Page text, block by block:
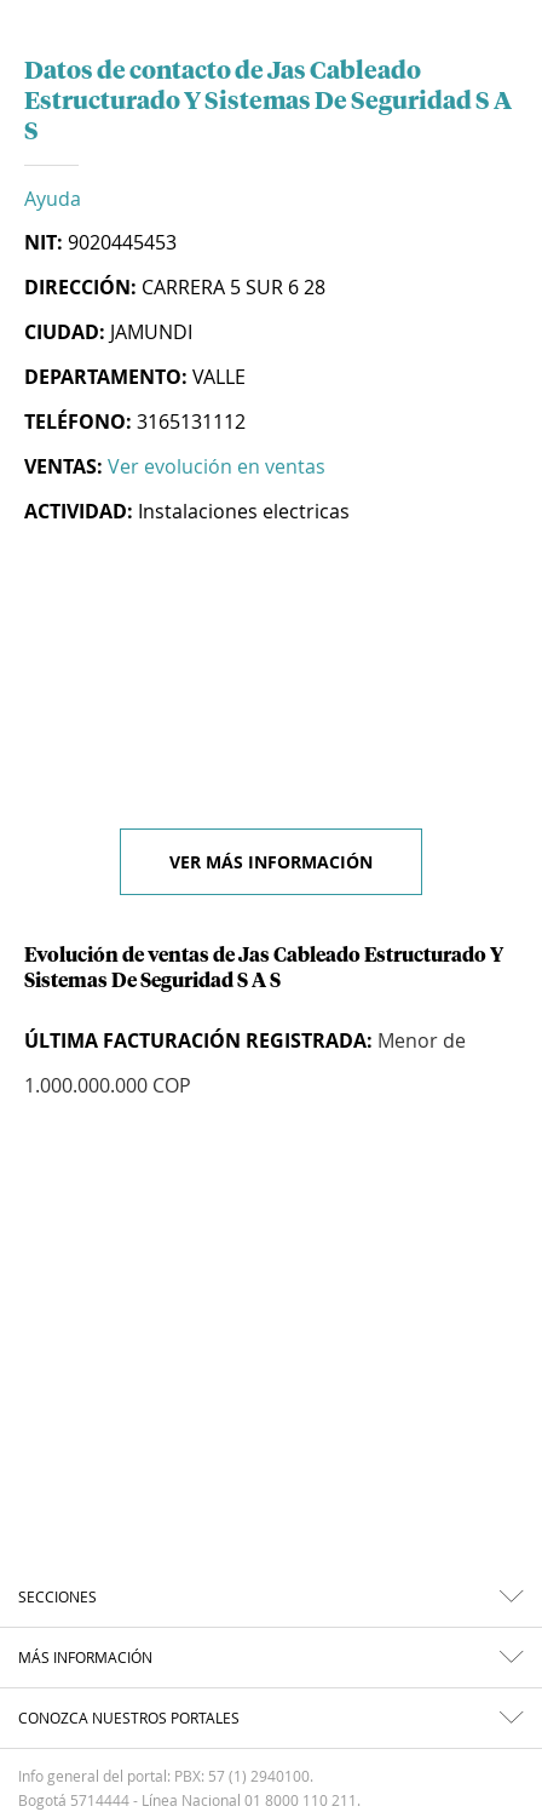
Datos de contacto de Jas Cableado
Estructurado Y Sistemas De Seguridad S A
S
Ayuda
NIT: 9020445453
DIRECCIÓN: CARRERA 5 SUR 6 28
CIUDAD: JAMUNDI
DEPARTAMENTO: VALLE
TELÉFONO: 3165131112
VENTAS: Ver evolución en ventas
ACTIVIDAD: Instalaciones electricas
VER MÁS INFORMACIÓN
Evolución de ventas de Jas Cableado Estructurado Y
Sistemas De Seguridad S A S
ÚLTIMA FACTURACIÓN REGISTRADA: Menor de
1.000.000.000 COP
SECCIONES
MÁS INFORMACIÓN
CONOZCA NUESTROS PORTALES
Info general del portal: PBX: 57 (1) 2940100.
Bogotá 5714444 - Línea Nacional 01 8000 110 211.